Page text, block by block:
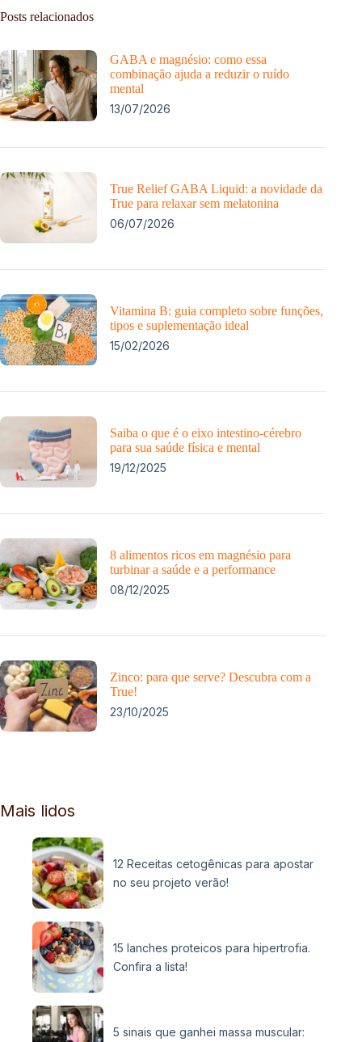
Posts relacionados
GABA e magnésio: como essa
combinação ajuda a reduzir o ruído
mental
13/07/2026
True Relief GABA Liquid: a novidade da
True para relaxar sem melatonina
06/07/2026
Vitamina B: guia completo sobre funções,
tipos e suplementação ideal
15/02/2026
Saiba o que é o eixo intestino-cérebro
para sua saúde física e mental
19/12/2025
8 alimentos ricos em magnésio para
turbinar a saúde e a performance
08/12/2025
Zinco: para que serve? Descubra com a
True!
23/10/2025
Mais lidos
12 Receitas cetogênicas para apostar
no seu projeto verão!
15 lanches proteicos para hipertrofia.
Confira a lista!
5 sinais que ganhei massa muscular: